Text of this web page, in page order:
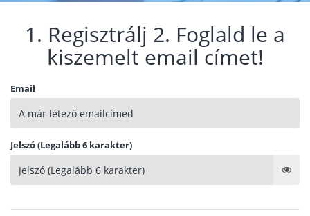
1. Regisztrálj 2. Foglald le a
kiszemelt email címet!
Email
Jelszó (Legalább 6 karakter)